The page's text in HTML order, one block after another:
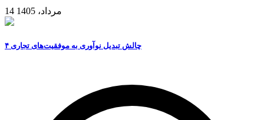
14 مرداد، 1405
۴ چالش تبدیل نوآوری به موفقیت‌های تجاری